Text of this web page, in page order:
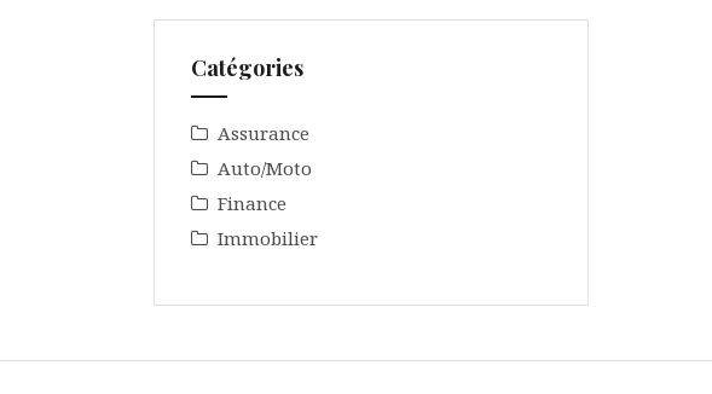
Catégories
Assurance
Auto/Moto
Finance
Immobilier